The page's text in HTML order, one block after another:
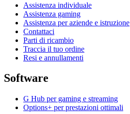
Assistenza individuale
Assistenza gaming
Assistenza per aziende e istruzione
Contattaci
Parti di ricambio
Traccia il tuo ordine
Resi e annullamenti
Software
G Hub per gaming e streaming
Options+ per prestazioni ottimali